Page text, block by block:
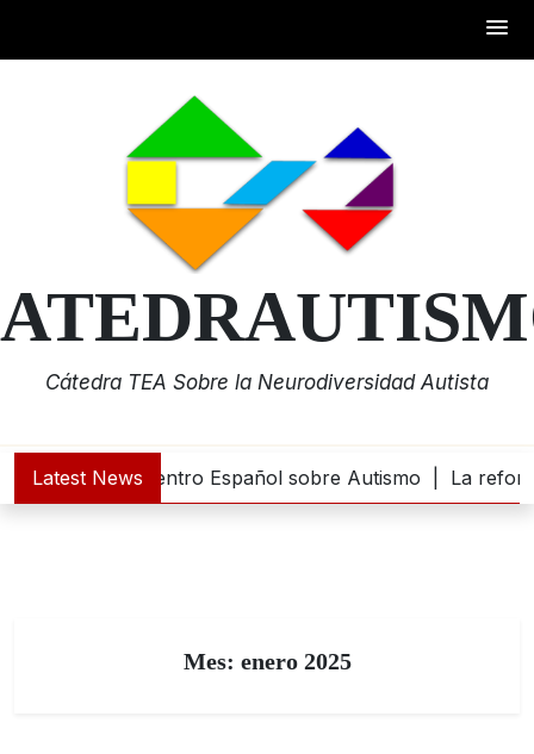
Cátedra TEA Sobre la Neurodiversidad Autista
Latest News
euros al Centro Español sobre Autismo | La
Mes: enero 2025